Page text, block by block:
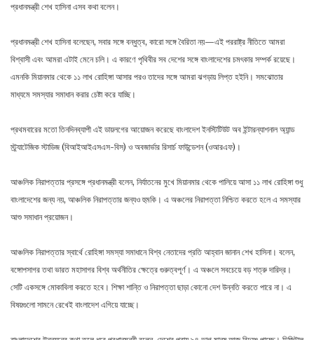
প্রধানমন্ত্রী শেখ হাসিনা এসব কথা বলেন।
প্রধানমন্ত্রী শেখ হাসিনা বলেছেন, সবার সঙ্গে বন্ধুত্ব, কারো সঙ্গে বৈরিতা নয়—এই পররাষ্ট্র নীতিতে আমরা
বিশ্বাসী এবং আমরা এটাই মেনে চলি। এ কারণে পৃথিবীর সব দেশের সঙ্গে বাংলাদেশের চমৎকার সম্পর্ক রয়েছে।
এমনকি মিয়ানমার থেকে ১১ লাখ রোহিঙ্গা আসার পরও তাদের সঙ্গে আমরা ঝগড়ায় লিপ্ত হইনি। সমঝোতার
মাধ্যমে সমস্যার সমাধান করার চেষ্টা করে যাচ্ছি।
প্রথমবারের মতো তিনদিনব্যাপী এই ডায়লগের আয়োজন করেছে বাংলাদেশ ইনস্টিটিউট অব ইন্টারন্যাশনাল অ্যান্ড
স্ট্র্যাটেজিক স্টাডিজ (বিআইআইএসএস-বিস) ও অবজার্ভার রিসার্চ ফাউন্ডেশন (ওআরএফ)।
আঞ্চলিক নিরাপত্তার প্রসঙ্গে প্রধানমন্ত্রী বলেন, নির্যাতনের মুখে মিয়ানমার থেকে পালিয়ে আসা ১১ লাখ রোহিঙ্গা শুধু
বাংলাদেশের জন্য নয়, আঞ্চলিক নিরাপত্তার জন্যও হুমকি। এ অঞ্চলের নিরাপত্তা নিশ্চিত করতে হলে এ সমস্যার
আশু সমাধান প্রয়োজন।
আঞ্চলিক নিরাপত্তার স্বার্থে রোহিঙ্গা সমস্যা সমাধানে বিশ্ব নেতাদের প্রতি আহ্বান জানান শেখ হাসিনা। বলেন,
বঙ্গোপসাগর তথা ভারত মহাসাগর বিশ্ব অর্থনীতির ক্ষেত্রে গুরুত্বপূর্ণ। এ অঞ্চলে সবচেয়ে বড় শত্রু দারিদ্র।
সেটি একসঙ্গে মোকাবিলা করতে হবে। শিক্ষা শান্তি ও নিরাপত্তা ছাড়া কোনো দেশ উন্নতি করতে পারে না। এ
বিষয়গুলো সামনে রেখেই বাংলাদেশ এগিয়ে যাচ্ছে।